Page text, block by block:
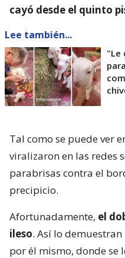
cayó desde el quinto
Lee también...
"Le
Tal como se puede ver
viralizaron en las redes
parabrisas contra el
precipicio.
Afortunadamente, el
ileso. Así lo
por él mismo, donde se